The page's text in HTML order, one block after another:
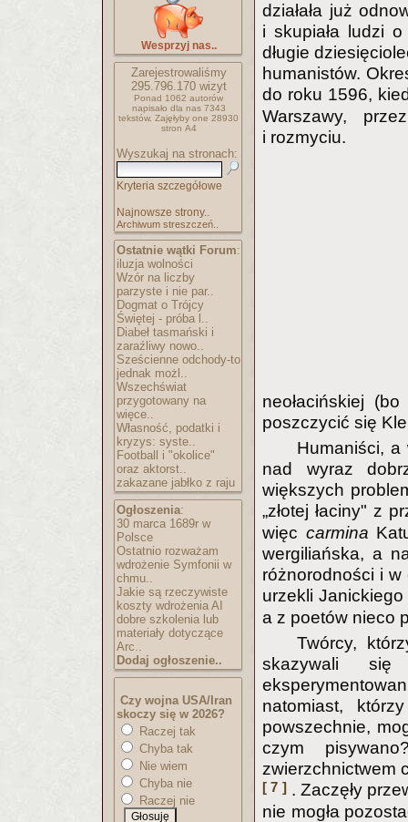
Wesprzyj nas..
Zarejestrowaliśmy
295.796.170wizyt
Ponad 1062 autorów
napisało dla nas 7343
tekstów. Zajęłyby one 28930
stron A4
Wyszukaj na stronach:
Kryteria szczegółowe
Najnowsze strony..
Archiwum streszczeń..
Ostatnie wątki Forum:
iluzja wolności
Wzór na liczby
parzyste i nie par..
Dogmat o Trójcy
Świętej - próba l..
Diabeł tasmański i
zaraźliwy nowo..
Sześcienne odchody-to
jednak możl..
Wszechświat
przygotowany na
więce..
Własność, podatki i
kryzys: syste..
Football i "okolice"
oraz aktorst..
zakazane jabłko z raju
Ogłoszenia:
30 marca 1689r w
Polsce
Ostatnio rozważam
wdrożenie Symfonii w
chmu..
Jakie są rzeczywiste
koszty wdrożenia AI
dobre szkolenia lub
materiały dotyczące
Arc..
Dodaj ogłoszenie..
Czy wojna USA/Iran
skoczy się w 2026?
Raczej tak
Chyba tak
Nie wiem
Chyba nie
Raczej nie
działała już
i skupiała ludzi o
długie
humanistów.
do roku 1596,
Warszawy,
i rozmyciu.
neołacińskiej
poszczycić się
Humaniści, a
nad wyraz
większych
„złotej łaciny" z
więc carmina
wergiliańska, a
różnorodności i w
urzekli
a z poetów nieco
Twórcy,
skazywali
natomiast,
powszechnie,
czym
zwierzchnictwem
[ 7 ] . Zaczęły
nie mogła